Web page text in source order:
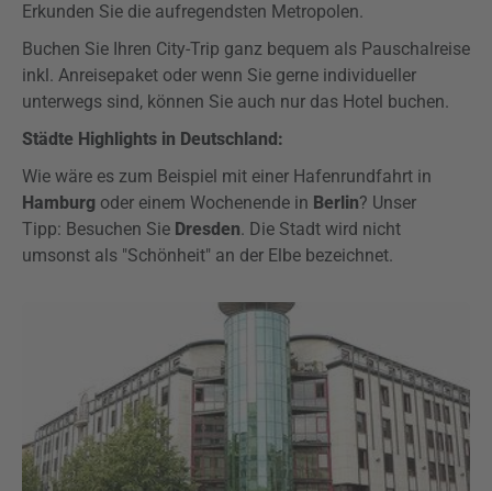
Erkunden Sie die aufregendsten Metropolen.
Buchen Sie Ihren City-Trip ganz bequem als Pauschalreise
inkl. Anreisepaket oder wenn Sie gerne individueller
unterwegs sind, können Sie auch nur das Hotel buchen.
Städte Highlights in Deutschland:
Wie wäre es zum Beispiel mit einer Hafenrundfahrt in
Hamburg oder einem Wochenende in Berlin? Unser
Tipp: Besuchen Sie Dresden. Die Stadt wird nicht
umsonst als "Schönheit" an der Elbe bezeichnet.